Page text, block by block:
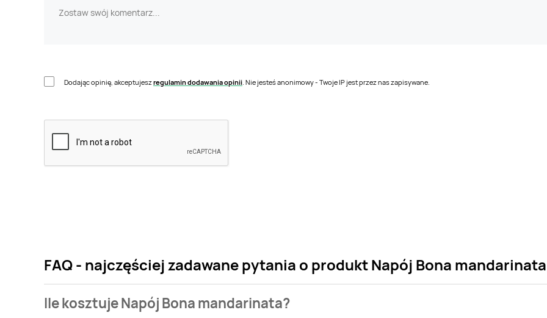
Dodając opinię, akceptujeszregulamin dodawania opinii . Nie jesteś anonimowy - Twoje IP jest przez nas zapisywane.
FAQ - najczęściej zadawane pytania o produkt Napój Bona mandarinata
Ile kosztuje Napój Bona mandarinata?